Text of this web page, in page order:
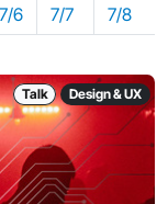
7/6
7/7
7/8
Talk Design & UX